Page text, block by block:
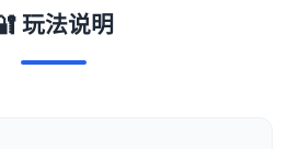
玩法说明